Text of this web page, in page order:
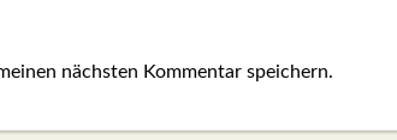
nächsten Kommentar speichern.